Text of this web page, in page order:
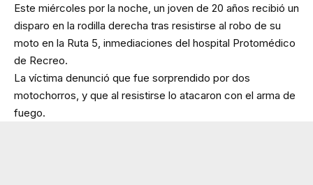
Este miércoles por la noche, un joven de 20 años recibió un
disparo en la rodilla derecha tras resistirse al robo de su
moto en la Ruta 5, inmediaciones del hospital Protomédico
de Recreo.
La víctima denunció que fue sorprendido por dos
motochorros, y que al resistirse lo atacaron con el arma de
fuego.